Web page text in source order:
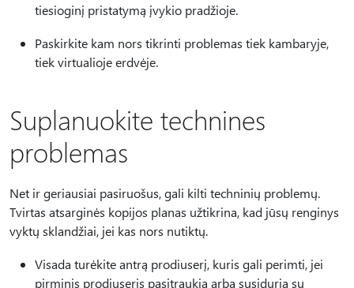
tiesioginį pristatymą įvykio pradžioje.
Paskirkite kam nors tikrinti problemas tiek kambaryje,
tiek virtualioje erdvėje.
Suplanuokite technines
problemas
Net ir geriausiai pasiruošus, gali kilti techninių problemų.
Tvirtas atsarginės kopijos planas užtikrina, kad jūsų renginys
vyktų sklandžiai, jei kas nors nutiktų.
Visada turėkite antrą prodiuserį, kuris gali perimti, jei
pirminis prodiuseris pasitraukia arba susiduria su